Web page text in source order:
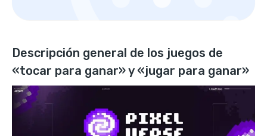
Descripción general de los juegos de
«tocar para ganar» y «jugar para ganar»